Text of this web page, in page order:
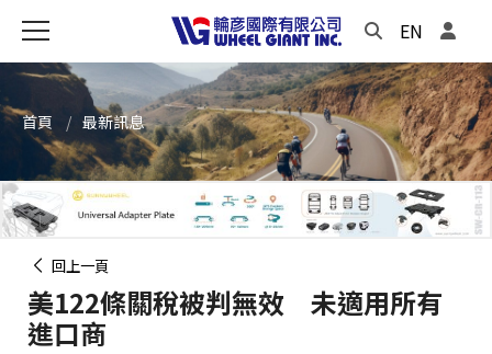
EN
首頁 最新訊息
回上一頁
美122條關稅被判無效 未適用所有
進口商